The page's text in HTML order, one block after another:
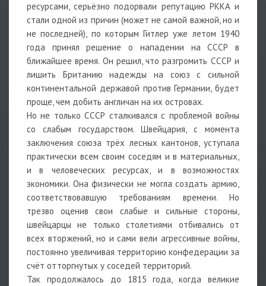
ресурсами, серьёзно подорвали репутацию РККА и
стали одной из причин (может не самой важной, но и
не последней), по которым Гитлер уже летом 1940
года принял решение о нападении на СССР в
ближайшее время. Он решил, что разгромить СССР и
лишить Британию надежды на союз с сильной
континентальной державой против Германии, будет
проще, чем добить англичан на их островах.
Но не только СССР сталкивался с проблемой войны
со слабым государством. Швейцария, с момента
заключения союза трёх лесных кантонов, уступала
практически всем своим соседям и в материальных,
и в человеческих ресурсах, и в возможностях
экономики. Она физически не могла создать армию,
соответствовавшую требованиям времени. Но
трезво оценив свои слабые и сильные стороны,
швейцарцы не только столетиями отбивались от
всех вторжений, но и сами вели агрессивные войны,
постоянно увеличивая территорию конфедерации за
счёт отторгнутых у соседей территорий.
Так продолжалось до 1815 года, когда великие